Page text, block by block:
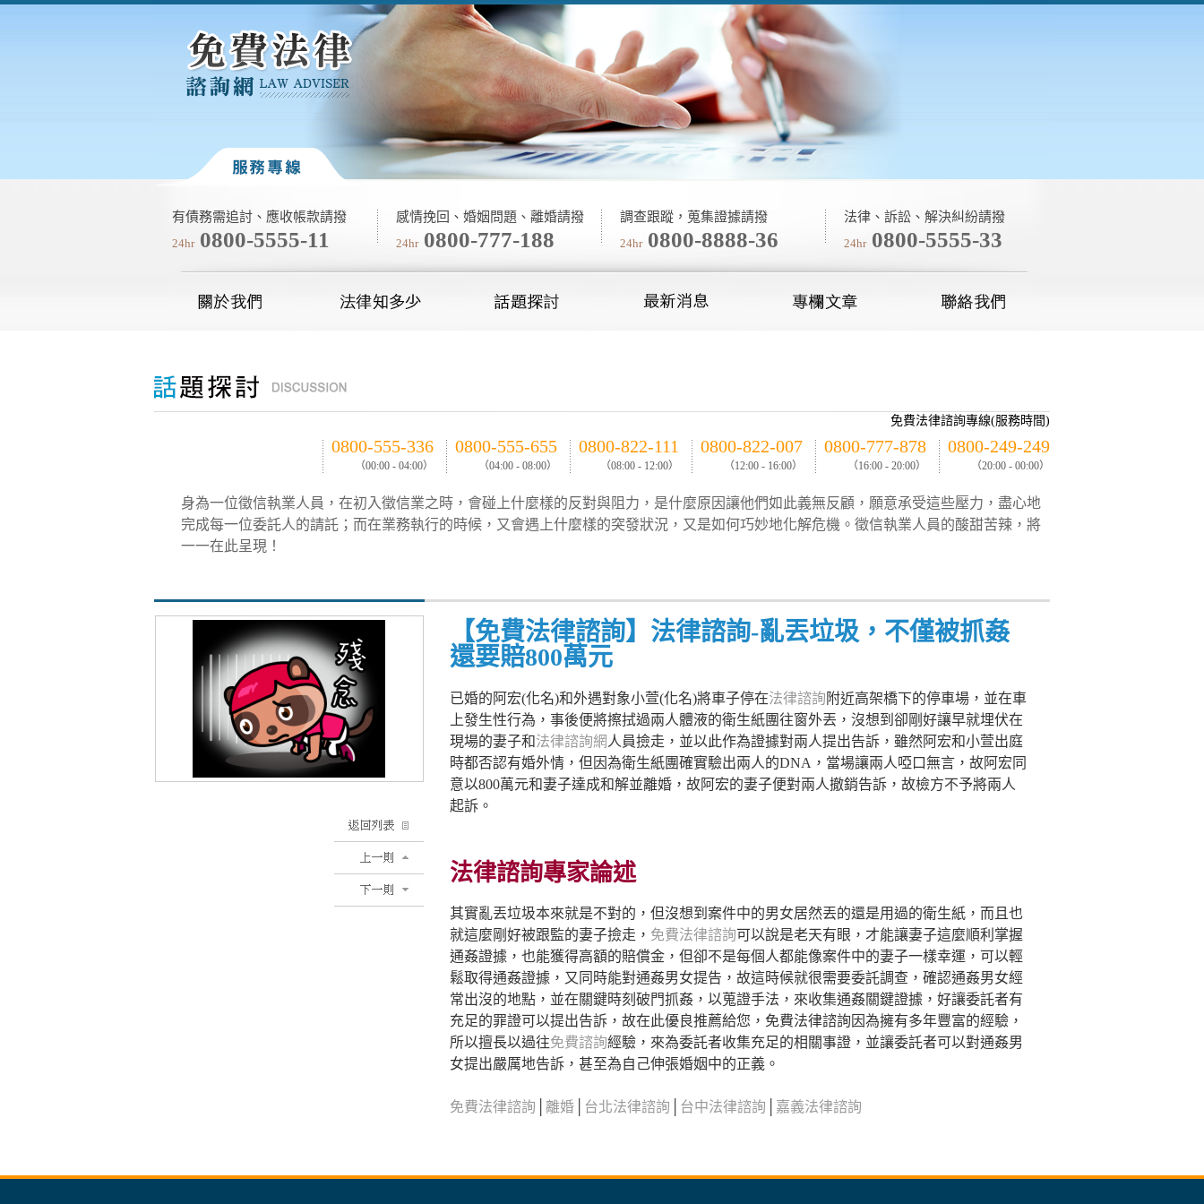
有債務需追討、應收帳款請撥
24hr 0800-5555-11
感情挽回、婚姻問題、離婚請撥
24hr 0800-777-188
調查跟蹤，蒐集證據請撥
24hr 0800-8888-36
法律、訴訟、解決糾紛請撥
24hr 0800-5555-33
免費法律諮詢專線(服務時間)
0800-555-336
（00:00 - 04:00）
0800-555-655
（04:00 - 08:00）
0800-822-111
（08:00 - 12:00）
0800-822-007
（12:00 - 16:00）
0800-777-878
（16:00 - 20:00）
0800-249-249
（20:00 - 00:00）
身為一位徵信執業人員，在初入徵信業之時，會碰上什麼樣的反對與阻力，是什麼原因讓他們如此義無反顧，願意承受這些壓力，盡心地
完成每一位委託人的請託；而在業務執行的時候，又會遇上什麼樣的突發狀況，又是如何巧妙地化解危機。徵信執業人員的酸甜苦辣，將
一一在此呈現！
【免費法律諮詢】法律諮詢-亂丟垃圾，不僅被抓姦
還要賠800萬元
已婚的阿宏(化名)和外遇對象小萱(化名)將車子停在法律諮詢 附近高架橋下的停車場，並在車
上發生性行為，事後便將擦拭過兩人體液的衛生紙團往窗外丟，沒想到卻剛好讓早就埋伏在
現場的妻子和法律諮詢網 人員撿走，並以此作為證據對兩人提出告訴，雖然阿宏和小萱出庭
時都否認有婚外情，但因為衛生紙團確實驗出兩人的DNA，當場讓兩人啞口無言，故阿宏同
意以800萬元和妻子達成和解並離婚，故阿宏的妻子便對兩人撤銷告訴，故檢方不予將兩人
起訴。
法律諮詢專家論述
其實亂丟垃圾本來就是不對的，但沒想到案件中的男女居然丟的還是用過的衛生紙，而且也
就這麼剛好被跟監的妻子撿走， 免費法律諮詢可以說是老天有眼，才能讓妻子這麼順利掌握
通姦證據，也能獲得高額的賠償金，但卻不是每個人都能像案件中的妻子一樣幸運，可以輕
鬆取得通姦證據，又同時能對通姦男女提告，故這時候就很需要委託調查，確認通姦男女經
常出沒的地點，並在關鍵時刻破門抓姦，以蒐證手法，來收集通姦關鍵證據，好讓委託者有
充足的罪證可以提出告訴，故在此優良推薦給您，免費法律諮詢因為擁有多年豐富的經驗，
所以擅長以過往免費諮詢經驗，來為委託者收集充足的相關事證，並讓委託者可以對通姦男
女提出嚴厲地告訴，甚至為自己伸張婚姻中的正義。
免費法律諮詢 離婚 台北法律諮詢 台中法律諮詢 嘉義法律諮詢